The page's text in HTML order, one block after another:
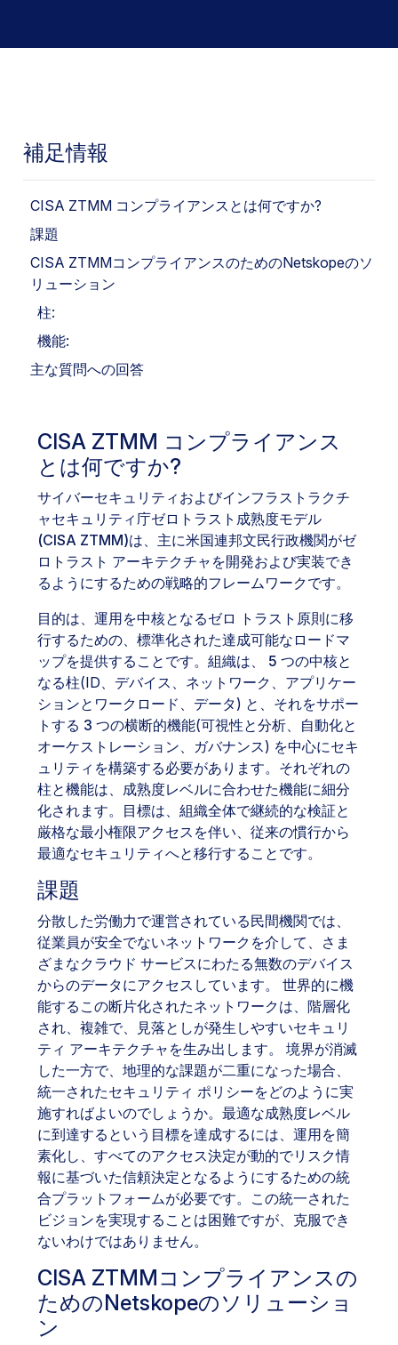
補足情報
CISA ZTMM コンプライアンスとは何ですか?
課題
CISA ZTMMコンプライアンスのためのNetskopeのソ
リューション
柱:
機能:
主な質問への回答
CISA ZTMM コンプライアンス
とは何ですか?
サイバーセキュリティおよびインフラストラクチ
ャセキュリティ庁ゼロトラスト成熟度モデル
(CISA ZTMM)は、主に米国連邦文民行政機関がゼ
ロトラスト アーキテクチャを開発および実装でき
るようにするための戦略的フレームワークです。
目的は、運用を中核となるゼロ トラスト原則に移
行するための、標準化された達成可能なロードマ
ップを提供することです。組織は、 5 つの中核と
なる柱(ID、デバイス、ネットワーク、アプリケー
ションとワークロード、データ) と、それをサポー
トする 3 つの横断的機能(可視性と分析、自動化と
オーケストレーション、ガバナンス) を中心にセキ
ュリティを構築する必要があります。それぞれの
柱と機能は、成熟度レベルに合わせた機能に細分
化されます。目標は、組織全体で継続的な検証と
厳格な最小権限アクセスを伴い、従来の慣行から
最適なセキュリティへと移行することです。
課題
分散した労働力で運営されている民間機関では、
従業員が安全でないネットワークを介して、さま
ざまなクラウド サービスにわたる無数のデバイス
からのデータにアクセスしています。 世界的に機
能するこの断片化されたネットワークは、階層化
され、複雑で、見落としが発生しやすいセキュリ
ティ アーキテクチャを生み出します。 境界が消滅
した一方で、地理的な課題が二重になった場合、
統一されたセキュリティ ポリシーをどのように実
施すればよいのでしょうか。最適な成熟度レベル
に到達するという目標を達成するには、運用を簡
素化し、すべてのアクセス決定が動的でリスク情
報に基づいた信頼決定となるようにするための統
合プラットフォームが必要です。この統一された
ビジョンを実現することは困難ですが、克服でき
ないわけではありません。
CISA ZTMMコンプライアンスの
ためのNetskopeのソリューショ
ン